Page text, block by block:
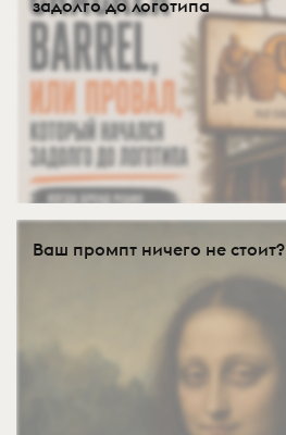
задолго до логотипа
Ваш промпт ничего не стоит?